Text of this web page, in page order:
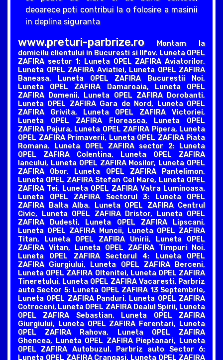
deoarece poti contribui la o folosire a masinii
in deplina siguranta
www.preturi-parbrize.roMontam la
domicilu clientului in Bucuresti si Ilfov. Luneta OPEL
ZAFIRA sector 1: Luneta OPEL ZAFIRA Aviatorilor,
Luneta OPEL ZAFIRA Aviatiei, Luneta OPEL ZAFIRA
Baneasa, Luneta OPEL ZAFIRA Bucurestii Noi,
Luneta OPEL ZAFIRA Damaroaia, Luneta OPEL
ZAFIRA Domenii, Luneta OPEL ZAFIRA Dorobanti,
Luneta OPEL ZAFIRA Gara de Nord, Luneta OPEL
ZAFIRA Grivita, Luneta OPEL ZAFIRA Victoriei,
Luneta OPEL ZAFIRA Floreasca, Luneta OPEL
ZAFIRA Pajura, Luneta OPEL ZAFIRA Pipera, Luneta
OPEL ZAFIRA Primaverii, Luneta OPEL ZAFIRA Piata
Romana. Luneta OPEL ZAFIRA sector 2: Luneta
OPEL ZAFIRA Colentina, Luneta OPEL ZAFIRA
Iancului, Luneta OPEL ZAFIRA Mosilor, Luneta OPEL
ZAFIRA Obor, Luneta OPEL ZAFIRA Pantelimon,
Luneta OPEL ZAFIRA Stefan Cel Mare, Luneta OPEL
ZAFIRA Tei, Luneta OPEL ZAFIRA Vatra Luminoasa.
Luneta OPEL ZAFIRA Sectorul 3: Luneta OPEL
ZAFIRA Balta Alba, Luneta OPEL ZAFIRA Centrul
Civic, Luneta OPEL ZAFIRA Dristor, Luneta OPEL
ZAFIRA Dudesti, Luneta OPEL ZAFIRA Lipscani,
Luneta OPEL ZAFIRA Muncii, Luneta OPEL ZAFIRA
Titan, Luneta OPEL ZAFIRA Unirii, Luneta OPEL
ZAFIRA Vitan, Luneta OPEL ZAFIRA Timpuri Noi.
Luneta OPEL ZAFIRA Sectorul 4: Luneta OPEL
ZAFIRA Giurgiului, Luneta OPEL ZAFIRA Berceni,
Luneta OPEL ZAFIRA Oltenitei, Luneta OPEL ZAFIRA
Tineretului, Luneta OPEL ZAFIRA Vacaresti. Parbriz
auto Sector 5: Luneta OPEL ZAFIRA 13 Septembrie,
Luneta OPEL ZAFIRA Panduri, Luneta OPEL ZAFIRA
Cotroceni, Luneta OPEL ZAFIRA Dealul Spirii, Luneta
OPEL ZAFIRA Sebastian, Luneta OPEL ZAFIRA
Giurgiului, Luneta OPEL ZAFIRA Ferentari, Luneta
OPEL ZAFIRA Rahova, Luneta OPEL ZAFIRA
Ghencea, Luneta OPEL ZAFIRA Pieptanari, Luneta
OPEL ZAFIRA Autobuzul. Parbriz auto Sector 6:
Luneta OPEL ZAFIRA Crangasi, Luneta OPEL ZAFIRA